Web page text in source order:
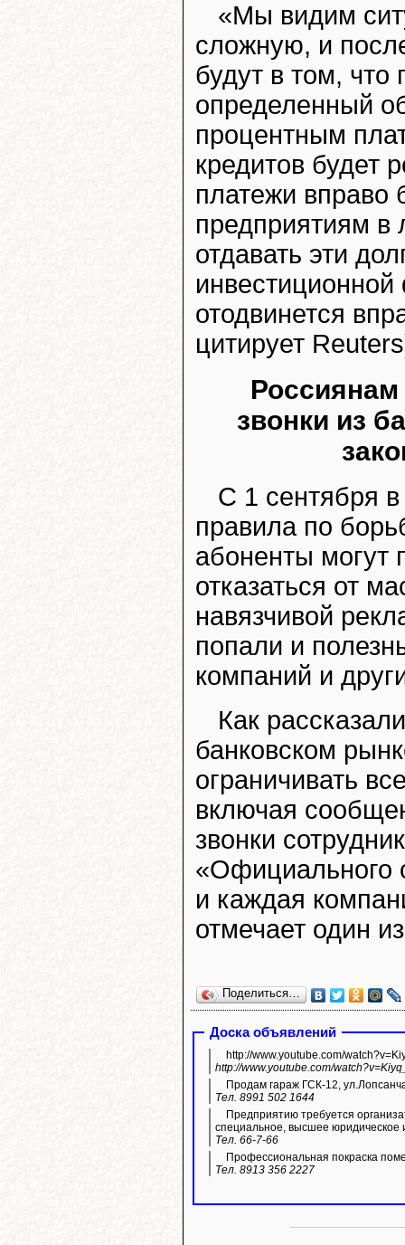
«Мы видим
сложную, и
будут в том, что
определенный
процентным
кредитов будет
платежи вправо
предприятиям в
отдавать эти
отодвинется
цитирует
звонки из
С 1 сентября
правила по
абоненты могут
отказаться от
навязчивой
попали и
компаний и
Как
банковском
ограничивать
включая
звонки
«Официального
и каждая
отмечает один
Поделиться…
Доска объявлений
http://www.youtube.com/
http://www.youtube.com/
Продам гараж ГСК-12,
Тел. 8991 502 1644
Предприятию требуется
специальное, высшее юридическое
Тел. 66-7-66
Профессиональная покраска
Тел. 8913 356 2227